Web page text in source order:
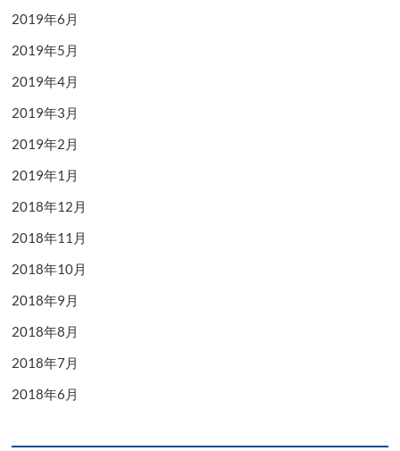
2019年6月
2019年5月
2019年4月
2019年3月
2019年2月
2019年1月
2018年12月
2018年11月
2018年10月
2018年9月
2018年8月
2018年7月
2018年6月